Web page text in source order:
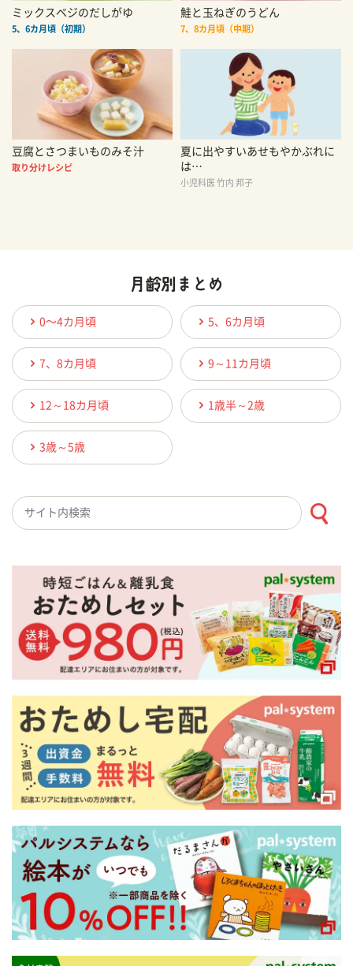
ミックスベジのだしがゆ
5、6カ月頃（初期）
鮭と玉ねぎのうどん
7、8カ月頃（中期）
豆腐とさつまいものみそ汁
取り分けレシピ
夏に出やすいあせもやかぶれに
は…
小児科医 竹内 邦子
0〜4カ月頃 5、6カ月頃
7、8カ月頃 9～11カ月頃
12～18カ月頃 1歳半～2歳
3歳～5歳
検索キーワード入力